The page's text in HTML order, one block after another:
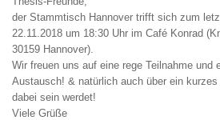
der Stammtisch Hannover trifft sich zum
22.11.2018 um 18:30 Uhr im Café Konrad
30159 Hannover).
Wir freuen uns auf eine rege Teilnahme und
Austausch! & natürlich auch über ein
dabei sein werdet!
Viele Grüße